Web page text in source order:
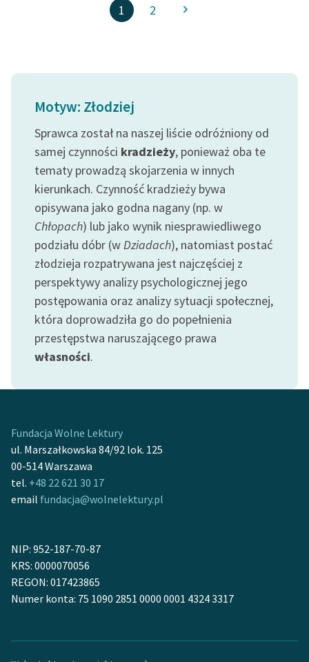
1 2
Motyw: Złodziej
Sprawca został na naszej liście odróżniony od
samej czynności kradzieży, ponieważ oba te
tematy prowadzą skojarzenia w innych
kierunkach. Czynność kradzieży bywa
opisywana jako godna nagany (np. w
Chłopach) lub jako wynik niesprawiedliwego
podziału dóbr (wDziadach), natomiast postać
złodzieja rozpatrywana jest najczęściej z
perspektywy analizy psychologicznej jego
postępowania oraz analizy sytuacji społecznej,
która doprowadziła go do popełnienia
przestępstwa naruszającego prawa
własności.
Fundacja Wolne Lektury
ul. Marszałkowska 84/92 lok. 125
00-514 Warszawa
tel. +48 22 621 30 17
email fundacja@wolnelektury.pl
NIP: 952-187-70-87
KRS: 0000070056
REGON: 017423865
Numer konta: 75 1090 2851 0000 0001 4324 3317